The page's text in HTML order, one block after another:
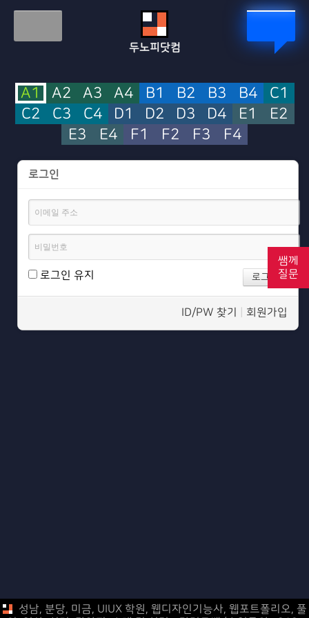
두노피닷컴
A1 A2 A3 A4 B1 B2 B3 B4
C1
C2
C3 C4 D1 D2 D3 D4 E1
E2
E3
E4 F1 F2 F3 F4
로그인
로그인 유지
ID/PW 찾기 회원가입
쌤께
질문
성남, 분당, 미금, UIUX 학원, 웹디자인기능사, 웹포트폴리오, 풀